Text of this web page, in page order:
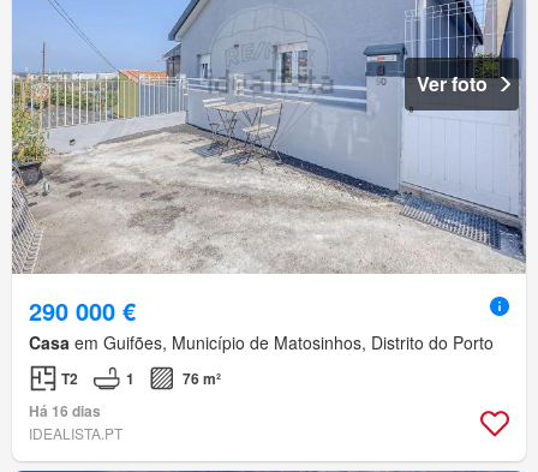
Ver foto
290 000 €
Casa em Guifões, Município de Matosinhos, Distrito do Porto
T2 1
76 m²
Há 16 dias
IDEALISTA.PT